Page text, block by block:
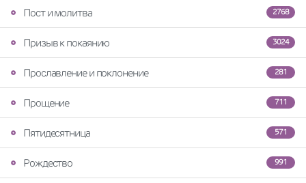
2768
Пост и молитва
3024
Призыв к покаянию
281
Прославление и поклонение
711
Прощение
571
Пятидесятница
991
Рождество